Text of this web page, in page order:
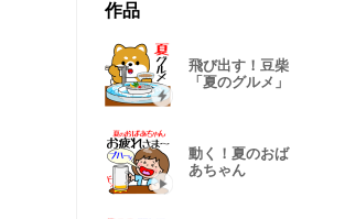
作品
飛び出す！豆柴
「夏のグルメ」
動く！夏のおば
あちゃん